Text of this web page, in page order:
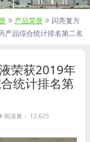
产品荣誉
闪亮复方
产品综合统计排名第二名
荣获2019年
统计排名第
阅读量： 12,625